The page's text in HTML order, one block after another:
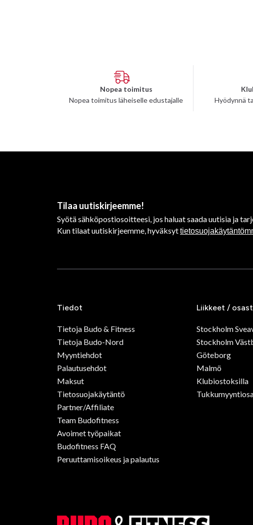
Nopea toimitus
Nopea toimitus läheiselle edustajalle
Hyödynnä
Tilaa uutiskirjeemme!
Syötä sähköpostiosoitteesi, jos haluat saada uutisia ja
Kun tilaat uutiskirjeemme, hyväksyt
Tiedot
Tietoja Budo & Fitness
Tietoja Budo-Nord
Myyntiehdot
Palautusehdot
Maksut
Tietosuojakäytäntö
Partner/Affiliate
Team Budofitness
Avoimet työpaikat
Budofitness FAQ
Peruuttamisoikeus ja palautus
Liikkeet /
Stockholm
Stockholm
Göteborg
Malmö
Klubiostoksilla